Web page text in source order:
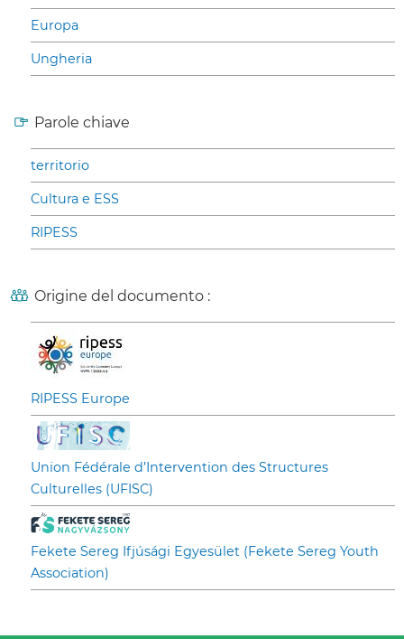
Europa
Ungheria
Parole chiave
territorio
Cultura e ESS
RIPESS
Origine del documento :
RIPESS Europe
Union Fédérale d’Intervention des Structures
Culturelles (UFISC)
Fekete Sereg Ifjúsági Egyesület (Fekete Sereg Youth
Association)